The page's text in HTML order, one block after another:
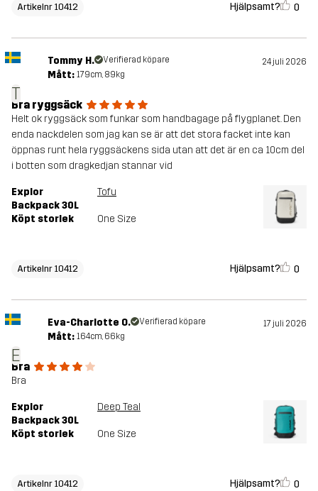
Artikelnr 10412 Hjälpsamt? 0
T
Tommy H. Verifierad köpare 24 juli 2026
Mått: 179cm, 89kg
Bra ryggsäck
Helt ok ryggsäck som funkar som handbagage på flygplanet. Den
enda nackdelen som jag kan se är att det stora facket inte kan
öppnas runt hela ryggsäckens sida utan att det är en ca 10cm del
i botten som dragkedjan stannar vid
Explor
Backpack 30L
Tofu
Köpt storlek One Size
Artikelnr 10412 Hjälpsamt? 0
E
Eva-Charlotte O. Verifierad köpare 17 juli 2026
Mått: 164cm, 66kg
Bra
Bra
Explor
Backpack 30L
Deep Teal
Köpt storlek One Size
Artikelnr 10412 Hjälpsamt? 0